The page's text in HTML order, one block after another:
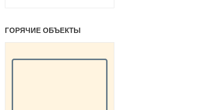
ГОРЯЧИЕ ОБЪЕКТЫ